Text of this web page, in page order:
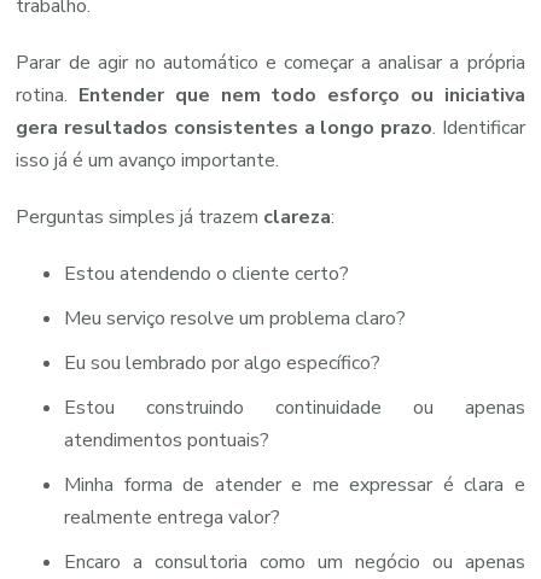
trabalho.
Parar de agir no automático e começar a analisar a própria
rotina. Entender que nem todo esforço ou iniciativa
gera resultados consistentes a longo prazo. Identificar
isso já é um avanço importante.
Perguntas simples já trazem clareza:
Estou atendendo o cliente certo?
Meu serviço resolve um problema claro?
Eu sou lembrado por algo específico?
Estou construindo continuidade ou apenas
atendimentos pontuais?
Minha forma de atender e me expressar é clara e
realmente entrega valor?
Encaro a consultoria como um negócio ou apenas